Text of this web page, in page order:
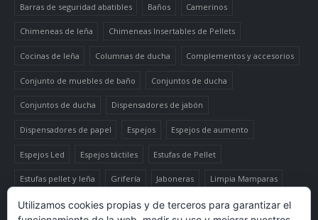
Barras de seguridad abatibles Baños Camerinos
Chimeneas de leña Chimeneas Insertables de Pellets
Cocinas de leña Columnas de ducha Complementos y accesorios
Conjunto de muebles de baño Conjuntos de ducha
Conjuntos de ducha Dispensadores de jabón
Dispensadores de papel Espejos Espejos de aumento
Espejos Led Espejos táctiles Estufas de Pellet
Estufas pellet y leña Grifería Jaboneras Limpia Mamparas
Luminaria Mueble auxiliar alto Muebles de baño Papeleras
Utilizamos cookies propias y de terceros para garantizar el